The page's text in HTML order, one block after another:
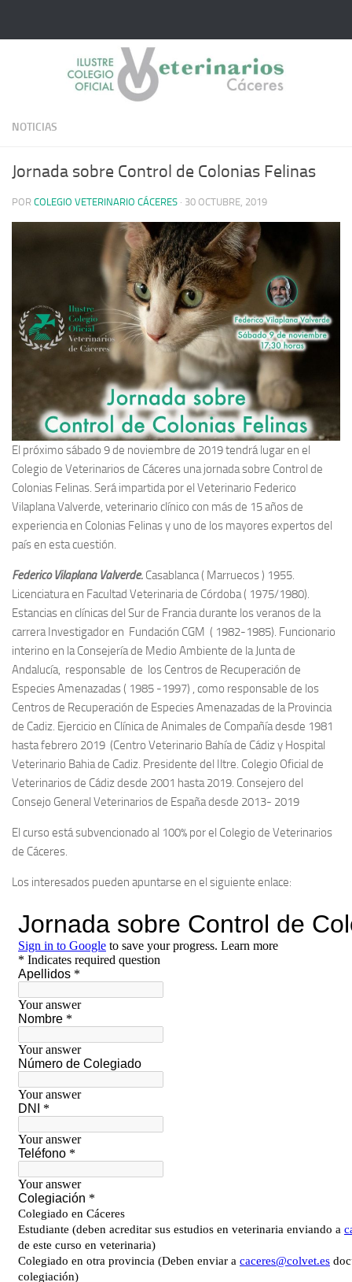
NOTICIAS
Jornada sobre Control de Colonias Felinas
POR COLEGIO VETERINARIO CÁCERES · 30 OCTUBRE, 2019
El próximo sábado 9 de noviembre de 2019 tendrá lugar en el
Colegio de Veterinarios de Cáceres una jornada sobre Control de
Colonias Felinas. Será impartida por el Veterinario Federico
Vilaplana Valverde, veterinario clínico con más de 15 años de
experiencia en Colonias Felinas y uno de los mayores expertos del
país en esta cuestión.
Federico Vilaplana Valverde. Casablanca ( Marruecos ) 1955.
Licenciatura en Facultad Veterinaria de Córdoba ( 1975/1980).
Estancias en clínicas del Sur de Francia durante los veranos de la
carrera Investigador en Fundación CGM ( 1982-1985). Funcionario
interino en la Consejería de Medio Ambiente de la Junta de
Andalucía, responsable de los Centros de Recuperación de
Especies Amenazadas ( 1985 -1997) , como responsable de los
Centros de Recuperación de Especies Amenazadas de la Provincia
de Cadiz. Ejercicio en Clínica de Animales de Compañía desde 1981
hasta febrero 2019 (Centro Veterinario Bahía de Cádiz y Hospital
Veterinario Bahia de Cadiz. Presidente del Iltre. Colegio Oficial de
Veterinarios de Cádiz desde 2001 hasta 2019. Consejero del
Consejo General Veterinarios de España desde 2013- 2019
El curso está subvencionado al 100% por el Colegio de Veterinarios
de Cáceres.
Los interesados pueden apuntarse en el siguiente enlace: